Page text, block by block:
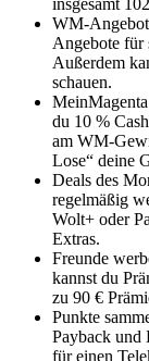
insgesamt
WM-
Angebote für
Außerdem
schauen.
du 10 %
am WM-
Lose“ deine
Deals des
regelmäßig
Wolt+ oder
Extras.
Freunde
kannst du
zu 90 €
Punkte
Payback und
für einen